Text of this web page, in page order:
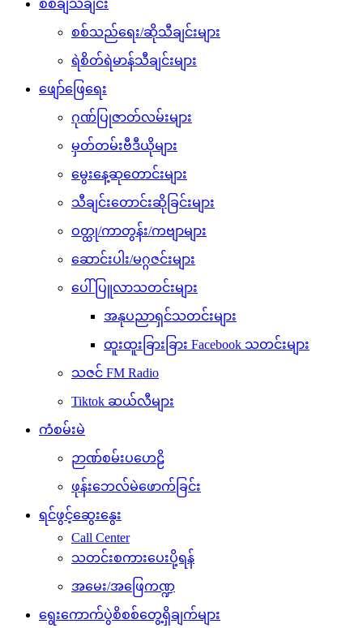
စစ်ချီသီချင်း
စစ်သည်ရေး/ဆိုသီချင်းများ
ရဲစိတ်ရဲမာန်သီချင်းများ
ဖျော်ဖြေရေး
ဂုဏ်ပြုဇာတ်လမ်းများ
မှတ်တမ်းဗီဒီယိုများ
မွေးနေ့ဆုတောင်းများ
သီချင်းတောင်းဆိုခြင်းများ
ဝတ္ထု/ကာတွန်း/ကဗျာများ
ဆောင်းပါး/မဂ္ဂဇင်းများ
ပေါ်ပြူလာသတင်းများ
အနုပညာရှင်သတင်းများ
ထူးထူးခြားခြား Facebook သတင်းများ
သဇင် FM Radio
Tiktok ဆယ်လီများ
ကံစမ်းမဲ
ဉာဏ်စမ်းပဟေဠိ
ဖုန်းဘေလ်မဲဖောက်ခြင်း
ရင်ဖွင့်ဆွေးနွေး
Call Center
သတင်းစကားပေးပို့ရန်
အမေး/အဖြေကဏ္ဍ
ရွေးကောက်ပွဲစိစစ်တွေ့ရှိချက်များ